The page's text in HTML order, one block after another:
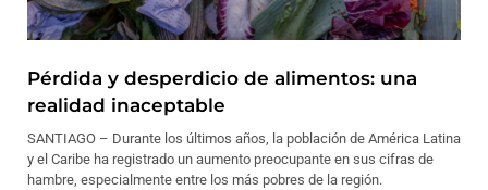
Pérdida y desperdicio de alimentos: una
realidad inaceptable
SANTIAGO – Durante los últimos años, la población de América Latina
y el Caribe ha registrado un aumento preocupante en sus cifras de
hambre, especialmente entre los más pobres de la región.